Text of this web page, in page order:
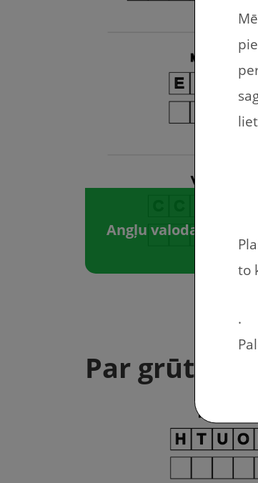
Angļu valoda:
Par grūtu?
to
.